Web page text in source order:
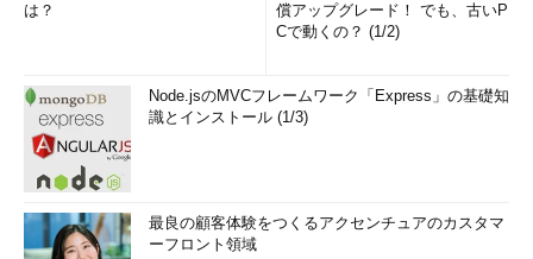
は？
償アップグレード！ でも、古いP
Cで動くの？ (1/2)
Node.jsのMVCフレームワーク「Express」の基礎知
識とインストール (1/3)
最良の顧客体験をつくるアクセンチュアのカスタマ
ーフロント領域